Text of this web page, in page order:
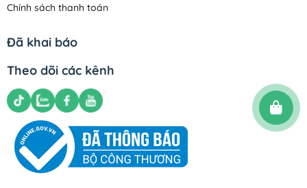
Chính sách thanh toán
Chính sách vận chuyển
Chính sách bảo mật
Đã khai báo
Theo dõi các kênh